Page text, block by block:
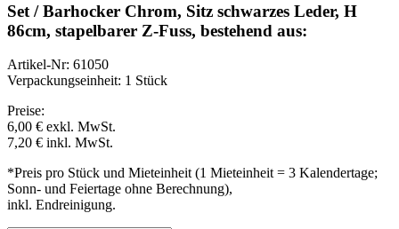
Set / Barhocker Chrom, Sitz schwarzes Leder, H
86cm, stapelbarer Z-Fuss, bestehend aus:
Artikel-Nr: 61050
Verpackungseinheit: 1 Stück
Preise:
6,00 € exkl. MwSt.
7,20 € inkl. MwSt.
*Preis pro Stück und Mieteinheit (1 Mieteinheit = 3 Kalendertage;
Sonn- und Feiertage ohne Berechnung),
inkl. Endreinigung.